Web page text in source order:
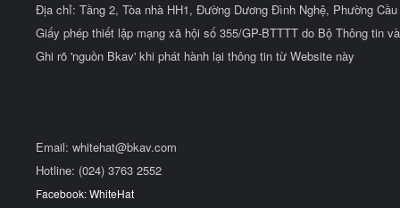
Địa chỉ: Tầng 2, Tòa nhà HH1, Đường Dương Đình Nghệ, Phường
Giấy phép thiết lập mạng xã hội số 355/GP-BTTTT do Bộ Thông tin
Ghi rõ 'nguồn Bkav' khi phát hành lại thông tin từ Website này
Email: whitehat@bkav.com
Hotline: (024) 3763 2552
Facebook: WhiteHat